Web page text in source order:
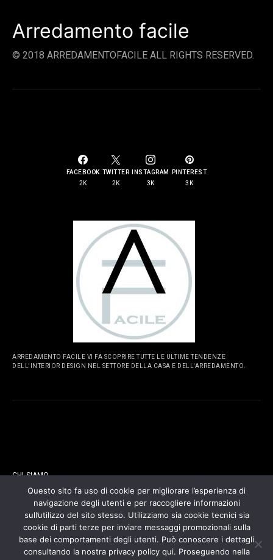
Arredamento facile
© 2018 ARREDAMENTOFACILE ALL RIGHTS RESERVED.
FACEBOOK
2K
TWITTER
2K
INSTAGRAM
3K
PINTEREST
3K
ARREDAMENTO FACILE VI FA SCOPRIRE TUTTE LE ULTIME TENDENZE
DELL'INTERIOR DESIGN NEL SETTORE DELLA CASA E DELL'ARREDAMENTO.
CHI SIAMO
CONTATTI
COOKIES POLICY
Questo sito fa uso di cookie per migliorare l’esperienza di
navigazione degli utenti e per raccogliere informazioni
sull’utilizzo del sito stesso. Utilizziamo sia cookie tecnici sia
cookie di parti terze per inviare messaggi promozionali sulla
base dei comportamenti degli utenti. Può conoscere i dettagli
consultando la nostra privacy policy qui. Proseguendo nella